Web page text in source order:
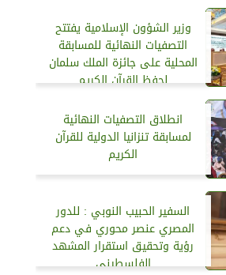
وزير الشؤون الإسلامية يفتتح
التصفيات النهائية للمسابقة
المحلية على جائزة الملك سلمان
لحفظ القرآن الكريم
انطلاق التصفيات النهائية
لمسابقة تنزانيا الدولية للقرآن
الكريم
السفير الحبيب النوبي : للدور
المصري عنصر محوري في دعم
رؤية وتحقيق استقرار المشهد
الفلسطيني